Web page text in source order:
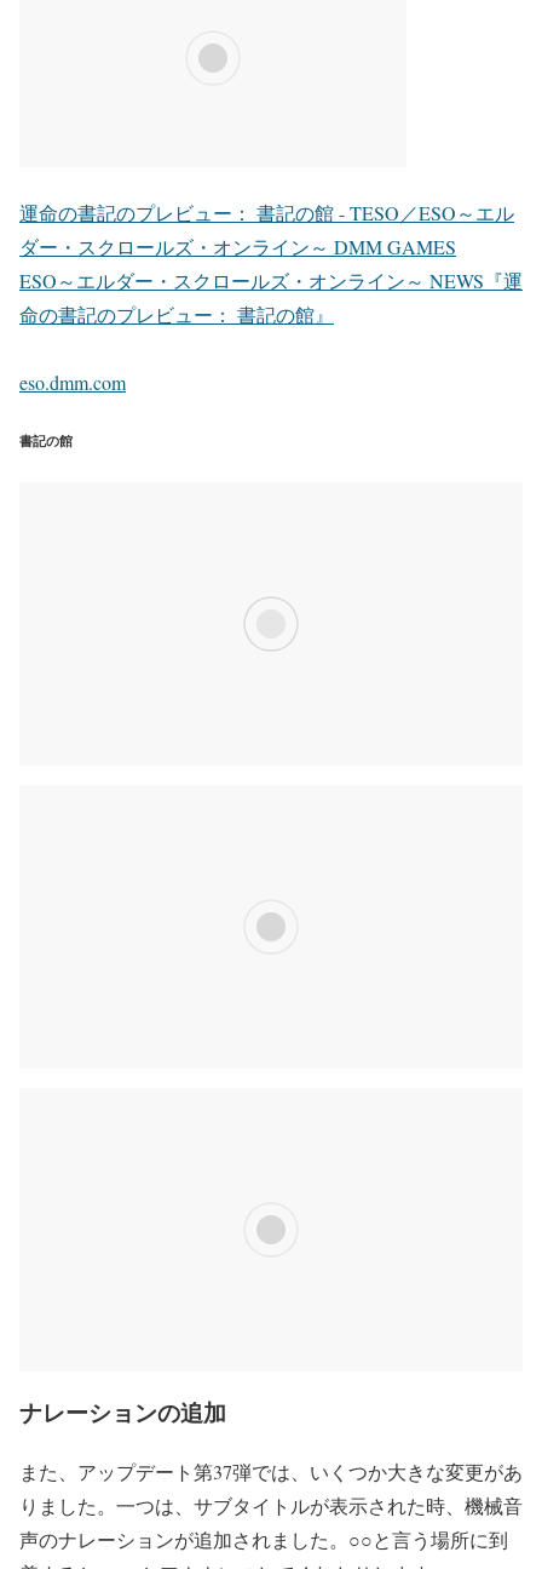
運命の書記のプレビュー： 書記の館 - TESO／ESO～エル
ダー・スクロールズ・オンライン～ DMM GAMES
ESO～エルダー・スクロールズ・オンライン～ NEWS『運
命の書記のプレビュー： 書記の館』
eso.dmm.com
書記の館
ナレーションの追加
また、アップデート第37弾では、いくつか大きな変更があ
りました。一つは、サブタイトルが表示された時、機械音
声のナレーションが追加されました。○○と言う場所に到